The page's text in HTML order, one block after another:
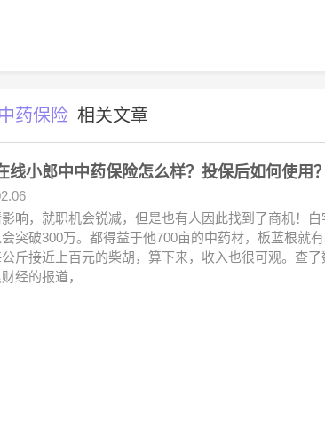
药保险 相关文章
线小郎中中药保险怎么样？投保后如何使用？
响，就职机会锐减，但是也有人因此找到了商机！
突破300万。都得益于他700亩的中药材，板蓝根就
斤接近上百元的柴胡，算下来，收入也很可观。查
经的报道，